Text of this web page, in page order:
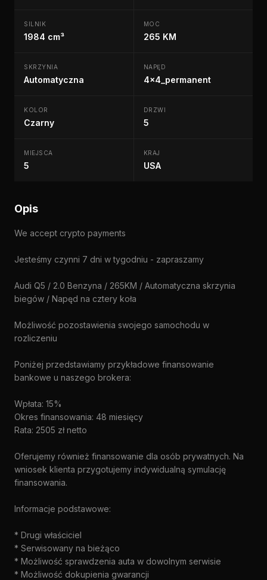
SILNIK
1984 cm³
MOC
265 KM
SKRZYNIA
Automatyczna
NAPĘD
4x4_permanent
KOLOR
Czarny
DRZWI
5
MIEJSCA
5
KRAJ
USA
Opis
We accept crypto payments
Jesteśmy czynni 7 dni w tygodniu - zapraszamy
Audi Q5 / 2.0 Benzyna / 265KM / Automatyczna skrzynia
biegów / Napęd na cztery koła
Możliwość pozostawienia swojego samochodu w
rozliczeniu
Poniżej przedstawiamy przykładowe finansowanie
bankowe u naszego brokera:
Wpłata: 15%
Okres finansowania: 48 miesięcy
Rata: 2505 zł netto
Oferujemy również finansowanie dla osób prywatnych. Na
wniosek klienta przygotujemy indywidualną symulację
finansowania.
Informacje podstawowe:
* Drugi właściciel
* Serwisowany na bieżąco
* Możliwość sprawdzenia auta w dowolnym serwisie
* Możliwość dokupienia gwarancji